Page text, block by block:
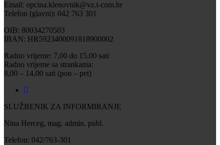
Email: opcina.klenovnik@vz.t-com.hr
Telefon (glavni): 042 763 301
OIB: 80034270503
IBAN: HR5923400091818900002
Radno vrijeme: 7,00 do 15,00 sati
Radno vrijeme sa strankama:
8,00 – 14,00 sati (pon – pet)
SLUŽBENIK ZA INFORMIRANJE
Nina Herceg, mag. admin. publ.
Telefon: 042/763-301